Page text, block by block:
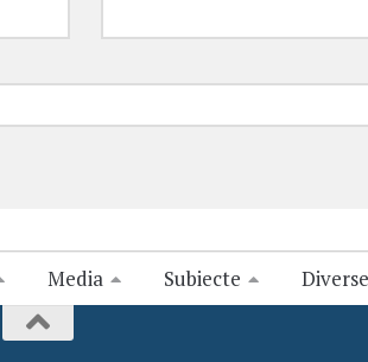
Media Subiecte Diverse